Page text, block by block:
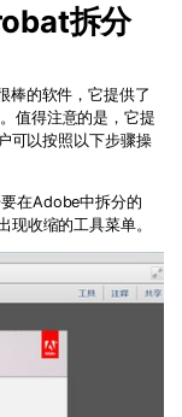
拆分
的软件，它提供了
值得注意的是，它提
可以按照以下步骤操
在Adobe中拆分的
现收缩的工具菜单。